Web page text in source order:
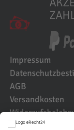
Impressum
AGB
Versandkosten